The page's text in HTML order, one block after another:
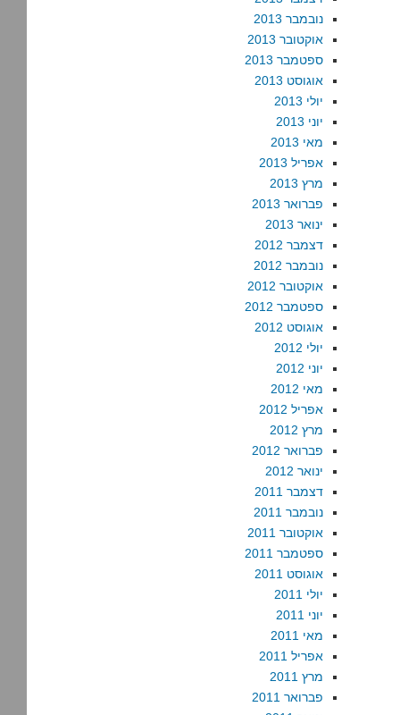
נובמבר 2013
אוקטובר 2013
ספטמבר 2013
אוגוסט 2013
יולי 2013
יוני 2013
מאי 2013
אפריל 2013
מרץ 2013
פברואר 2013
ינואר 2013
דצמבר 2012
נובמבר 2012
אוקטובר 2012
ספטמבר 2012
אוגוסט 2012
יולי 2012
יוני 2012
מאי 2012
אפריל 2012
מרץ 2012
פברואר 2012
ינואר 2012
דצמבר 2011
נובמבר 2011
אוקטובר 2011
ספטמבר 2011
אוגוסט 2011
יולי 2011
יוני 2011
מאי 2011
אפריל 2011
מרץ 2011
פברואר 2011